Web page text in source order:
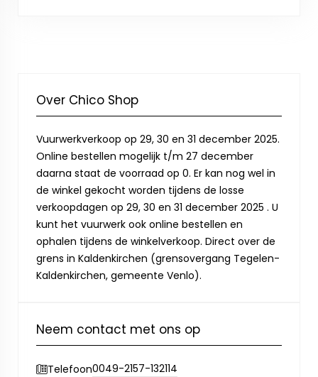
Over Chico Shop
Vuurwerkverkoop op 29, 30 en 31 december 2025.
Online bestellen mogelijk t/m 27 december
daarna staat de voorraad op 0. Er kan nog wel in
de winkel gekocht worden tijdens de losse
verkoopdagen op 29, 30 en 31 december 2025 . U
kunt het vuurwerk ook online bestellen en
ophalen tijdens de winkelverkoop. Direct over de
grens in Kaldenkirchen (grensovergang Tegelen-
Kaldenkirchen, gemeente Venlo).
Neem contact met ons op
Telefoon0049-2157-132114